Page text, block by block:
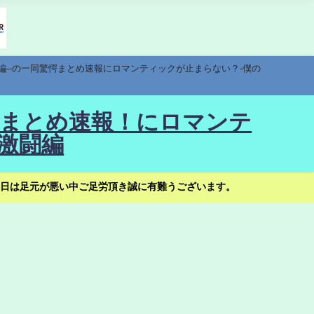
の一同驚愕まとめ速報にロマンティックが止まらない？-僕の
とめ速報！にロマンテ
闘編
足元が悪い中ご足労頂き誠に有難うございます。